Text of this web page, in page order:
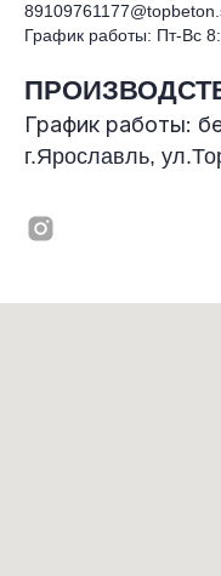
График работы: Пт-Вс
График работы:
г.Ярославль,